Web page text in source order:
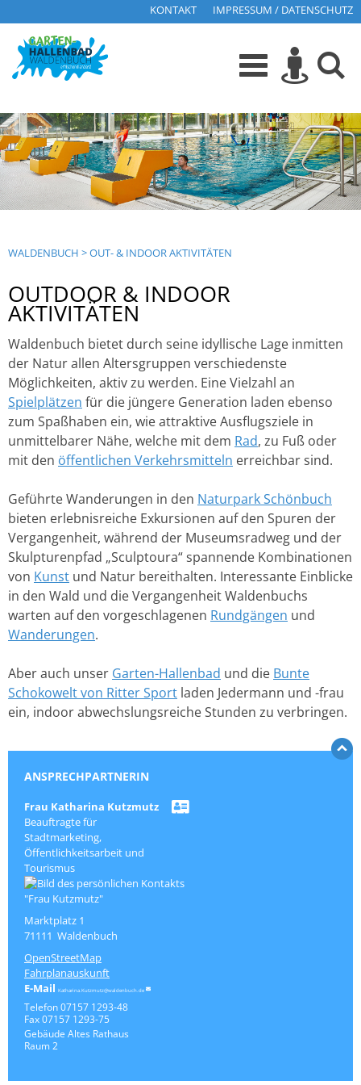
KONTAKT IMPRESSUM / DATENSCHUTZ
WALDENBUCH >OUT- & INDOOR AKTIVITÄTEN
OUTDOOR & INDOOR
AKTIVITÄTEN
Waldenbuch bietet durch seine idyllische Lage inmitten
der Natur allen Altersgruppen verschiedenste
Möglichkeiten, aktiv zu werden. Eine Vielzahl an
Spielplätzen für die jüngere Generation laden ebenso
zum Spaßhaben ein, wie attraktive Ausflugsziele in
unmittelbarer Nähe, welche mit dem Rad, zu Fuß oder
mit den öffentlichen Verkehrsmitteln erreichbar sind.
Geführte Wanderungen in den Naturpark Schönbuch
bieten erlebnisreiche Exkursionen auf den Spuren der
Vergangenheit, während der Museumsradweg und der
Skulpturenpfad „Sculptoura“ spannende Kombinationen
von Kunst und Natur bereithalten. Interessante Einblicke
in den Wald und die Vergangenheit Waldenbuchs
warten auf den vorgeschlagenen Rundgängen und
Wanderungen.
Aber auch unser Garten-Hallenbad und die Bunte
Schokowelt von Ritter Sport laden Jedermann und -frau
ein, indoor abwechslungsreiche Stunden zu verbringen.
ANSPRECHPARTNERIN
Frau Katharina Kutzmutz
Beauftragte für
Stadtmarketing,
Öffentlichkeitsarbeit und
Tourismus
Marktplatz 1
71111 Waldenbuch
OpenStreetMap
Fahrplanauskunft
Katharina.Kutzmutz@waldenbuch.de
Telefon 07157 1293-48
Fax 07157 1293-75
Gebäude Altes Rathaus
Raum2